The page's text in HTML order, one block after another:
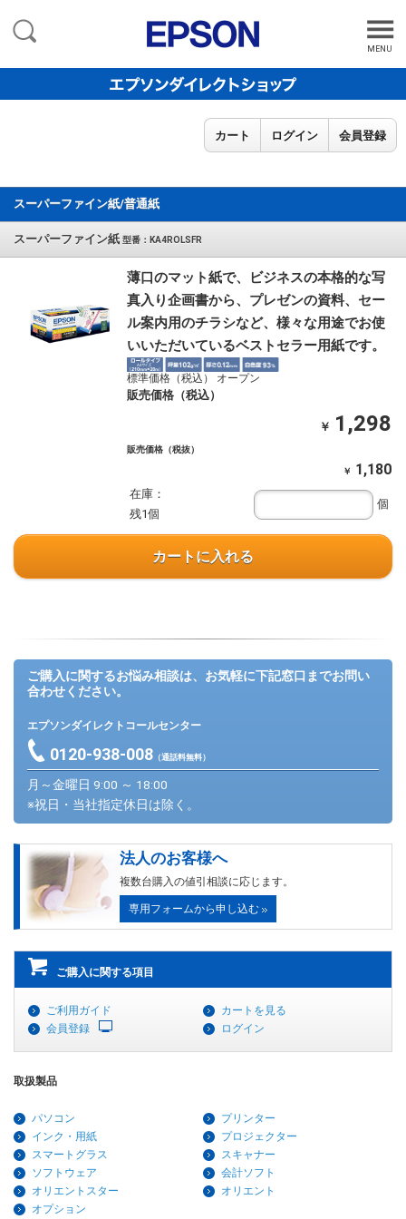
MENU
カート ログイン 会員登録
スーパーファイン紙/普通紙
スーパーファイン紙 型番：KA4ROLSFR
薄口のマット紙で、ビジネスの本格的な写
真入り企画書から、プレゼンの資料、セー
ル案内用のチラシなど、様々な用途でお使
いいただいているベストセラー用紙です。
標準価格（税込） オープン
販売価格（税込）
￥ 1,298
販売価格（税抜）
￥ 1,180
在庫：
残1個
個
カートに入れる
ご購入に関するお悩み相談は、お気軽に下記窓口までお問い
合わせください。
エプソンダイレクトコールセンター
0120-938-008（通話料無料）
月～金曜日 9:00 ～ 18:00
※祝日・当社指定休日は除く。
法人のお客様へ
複数台購入の値引相談に応じます。
専用フォームから申し込む
ご購入に関する項目
ご利用ガイド
カートを見る
会員登録
ログイン
取扱製品
パソコン
プリンター
インク・用紙
プロジェクター
スマートグラス
スキャナー
ソフトウェア
会計ソフト
オリエントスター
オリエント
オプション